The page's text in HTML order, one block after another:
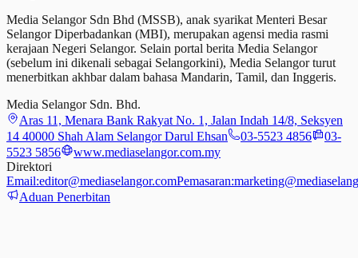
Media Selangor Sdn Bhd (MSSB), anak syarikat Menteri Besar
Selangor Diperbadankan (MBI), merupakan agensi media rasmi
kerajaan Negeri Selangor. Selain portal berita Media Selangor
(sebelum ini dikenali sebagai Selangorkini), Media Selangor turut
menerbitkan akhbar dalam bahasa Mandarin, Tamil, dan Inggeris.
Media Selangor Sdn. Bhd.
Aras 11, Menara Bank Rakyat No. 1, Jalan Indah 14/8, Seksyen
14 40000 Shah Alam Selangor Darul Ehsan
03-5523 4856
03-
5523 5856
www.mediaselangor.com.my
Direktori
Email:editor@mediaselangor.comPemasaran:
Aduan Penerbitan